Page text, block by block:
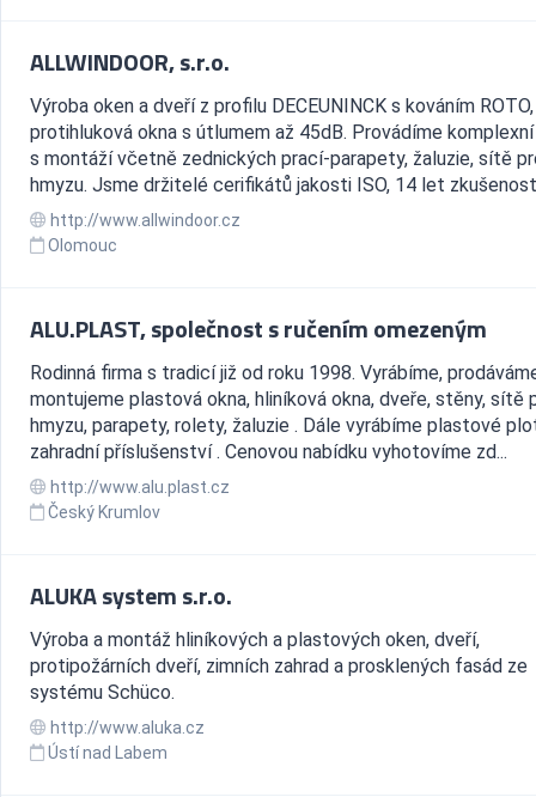
ALLWINDOOR, s.r.o.
Výroba oken a dveří z profilu DECEUNINCK s kováním ROTO,
protihluková okna s útlumem až 45dB. Provádíme
s montáží včetně zednických prací-parapety, žaluzie, sítě
hmyzu. Jsme držitelé cerifikátů jakosti ISO, 14 let
http://www.allwindoor.cz
Olomouc
ALU.PLAST, společnost s ručením omezeným
Rodinná firma s tradicí již od roku 1998. Vyrábíme,
montujeme plastová okna, hliníková okna, dveře, stěny, sítě
hmyzu, parapety, rolety, žaluzie . Dále vyrábíme plastové
zahradní příslušenství . Cenovou nabídku vyhotovíme zd...
http://www.alu.plast.cz
Český Krumlov
ALUKA system s.r.o.
Výroba a montáž hliníkových a plastových oken, dveří,
protipožárních dveří, zimních zahrad a prosklených fasád ze
systému Schüco.
http://www.aluka.cz
Ústí nad Labem